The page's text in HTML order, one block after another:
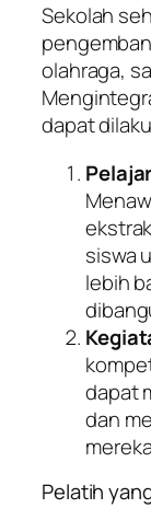
Sekolah
olahraga,
dapat
siswa
lebih
dapat
dan
Pelatih